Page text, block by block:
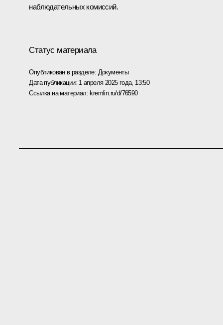
наблюдательных комиссий.
Статус материала
Опубликован в разделе: Документы
Дата публикации: 1 апреля 2025 года, 13:50
Ссылка на материал: kremlin.ru/d/76590